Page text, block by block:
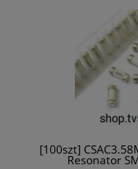
[100szt]
Resonator